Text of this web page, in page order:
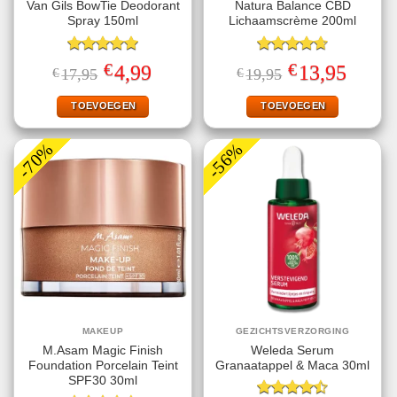
Van Gils BowTie Deodorant
Spray 150ml
Gewaardeerd
5.00uit 5
€17,95 Oorspronkelijke
prijs
was:
€17,95.
€4,99Huidige
prijs
TOEVOEGEN
Natura Balance CBD
Lichaamscrème 200ml
Gewaardeerd
4.67uit 5
€19,95 Oorspronkelijke
prijs
was:
€19,95.
€13,95prijs
TOEVOEGEN
-70%
MAKEUP
M.Asam Magic Finish
Foundation Porcelain Teint
SPF30 30ml
-56%
GEZICHTSVERZORGING
Weleda Serum
Granaatappel & Maca 30ml